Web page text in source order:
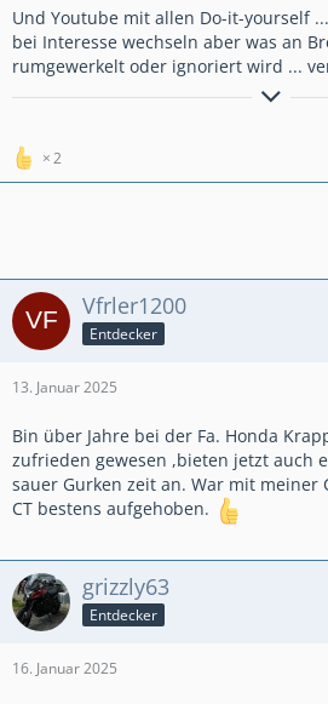
Und Youtube mit allen Do-it-yourself
bei Interesse wechseln aber was an
rumgewerkelt oder ignoriert wird ...
Wer ZEN beherrscht kennt keine
2
Vfrler1200
Entdecker
13. Januar 2025
Bin über Jahre bei der Fa. Honda
zufrieden gewesen ,bieten jetzt auch
sauer Gurken zeit an. War mit meiner
CT bestens aufgehoben.
grizzly63
Entdecker
16. Januar 2025